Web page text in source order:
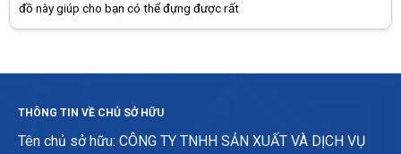
đồ này giúp cho bạn có thể đựng được rất
THÔNG TIN VỀ CHỦ SỞ HỮU
Tên chủ sở hữu: CÔNG TY TNHH SẢN XUẤT VÀ DỊCH VỤ